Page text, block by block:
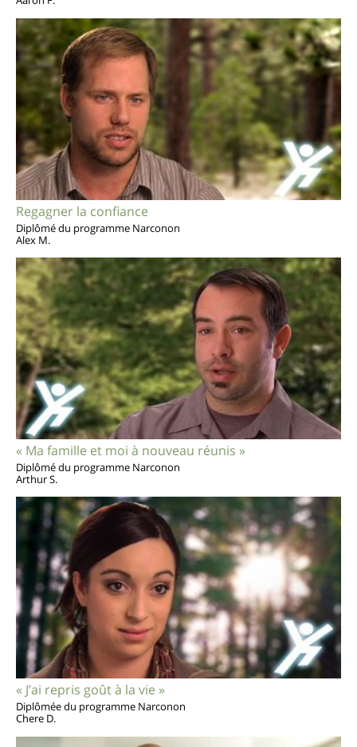
Regagner la confiance
Diplômé du programme Narconon
Alex M.
« Ma famille et moi à nouveau réunis »
Diplômé du programme Narconon
Arthur S.
« J’ai repris goût à la vie »
Diplômée du programme Narconon
Chere D.